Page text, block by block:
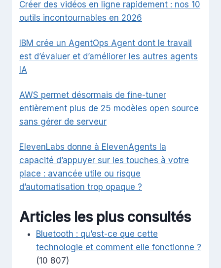
Créer des vidéos en ligne rapidement : nos 10
outils incontournables en 2026
IBM crée un AgentOps Agent dont le travail
est d’évaluer et d’améliorer les autres agents
IA
AWS permet désormais de fine-tuner
entièrement plus de 25 modèles open source
sans gérer de serveur
ElevenLabs donne à ElevenAgents la
capacité d’appuyer sur les touches à votre
place : avancée utile ou risque
d’automatisation trop opaque ?
Articles les plus consultés
Bluetooth : qu’est-ce que cette
technologie et comment elle fonctionne ?
(10 807)